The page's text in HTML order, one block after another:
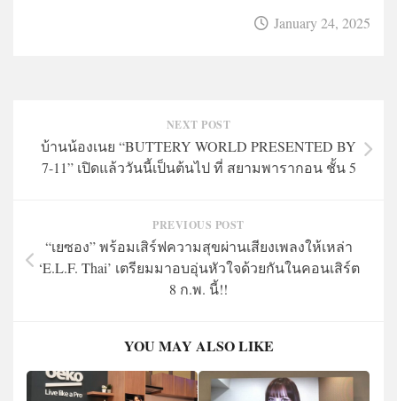
January 24, 2025
NEXT POST
บ้านน้องเนย “BUTTERY WORLD PRESENTED BY
7-11” เปิดแล้ววันนี้เป็นต้นไป ที่ สยามพารากอน ชั้น 5
PREVIOUS POST
“เยซอง” พร้อมเสิร์ฟความสุขผ่านเสียงเพลงให้เหล่า
‘E.L.F. Thai’ เตรียมมาอบอุ่นหัวใจด้วยกันในคอนเสิร์ต
8 ก.พ. นี้!!
YOU MAY ALSO LIKE